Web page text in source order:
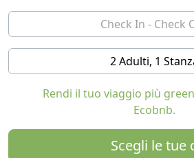
2 Adulti, 1
Rendi il tuo viaggio più
Ecobnb.
Scegli le tue